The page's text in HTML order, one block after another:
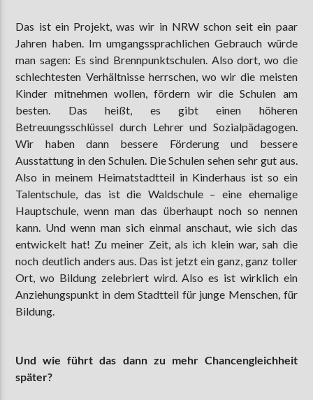
Das ist ein Projekt, was wir in NRW schon seit ein paar
Jahren haben. Im umgangssprachlichen Gebrauch würde
man sagen: Es sind Brennpunktschulen. Also dort, wo die
schlechtesten Verhältnisse herrschen, wo wir die meisten
Kinder mitnehmen wollen, fördern wir die Schulen am
besten. Das heißt, es gibt einen höheren
Betreuungsschlüssel durch Lehrer und Sozialpädagogen.
Wir haben dann bessere Förderung und bessere
Ausstattung in den Schulen. Die Schulen sehen sehr gut aus.
Also in meinem Heimatstadtteil in Kinderhaus ist so ein
Talentschule, das ist die Waldschule – eine ehemalige
Hauptschule, wenn man das überhaupt noch so nennen
kann. Und wenn man sich einmal anschaut, wie sich das
entwickelt hat! Zu meiner Zeit, als ich klein war, sah die
noch deutlich anders aus. Das ist jetzt ein ganz, ganz toller
Ort, wo Bildung zelebriert wird. Also es ist wirklich ein
Anziehungspunkt in dem Stadtteil für junge Menschen, für
Bildung.
Und wie führt das dann zu mehr Chancengleichheit
später?